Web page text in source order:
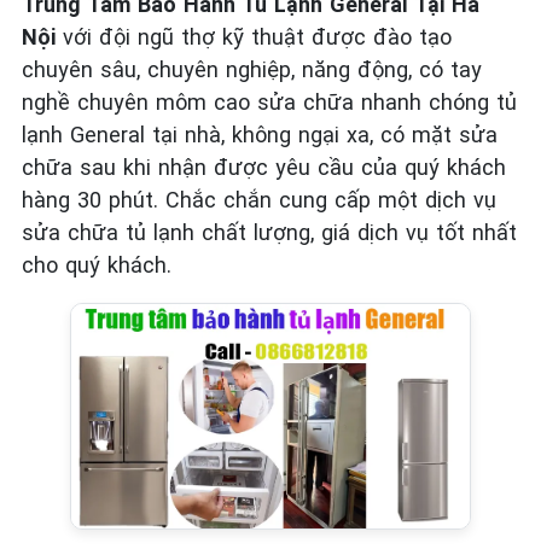
Nội với đội ngũ thợ kỹ thuật được đào tạo
chuyên sâu, chuyên nghiệp, năng động, có tay
nghề chuyên môm cao sửa chữa nhanh chóng tủ
lạnh General tại nhà, không ngại xa, có mặt sửa
chữa sau khi nhận được yêu cầu của quý khách
hàng 30 phút. Chắc chắn cung cấp một dịch vụ
sửa chữa tủ lạnh chất lượng, giá dịch vụ tốt nhất
cho quý khách.